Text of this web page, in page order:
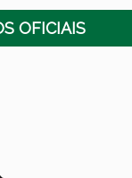
OFICIAIS